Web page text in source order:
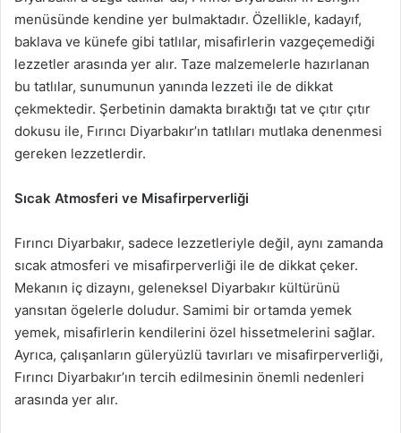
menüsünde kendine yer bulmaktadır. Özellikle, kadayıf,
baklava ve künefe gibi tatlılar, misafirlerin vazgeçemediği
lezzetler arasında yer alır. Taze malzemelerle hazırlanan
bu tatlılar, sunumunun yanında lezzeti ile de dikkat
çekmektedir. Şerbetinin damakta bıraktığı tat ve çıtır çıtır
dokusu ile, Fırıncı Diyarbakır’ın tatlıları mutlaka denenmesi
gereken lezzetlerdir.
Sıcak Atmosferi ve Misafirperverliği
Fırıncı Diyarbakır, sadece lezzetleriyle değil, aynı zamanda
sıcak atmosferi ve misafirperverliği ile de dikkat çeker.
Mekanın iç dizaynı, geleneksel Diyarbakır kültürünü
yansıtan ögelerle doludur. Samimi bir ortamda yemek
yemek, misafirlerin kendilerini özel hissetmelerini sağlar.
Ayrıca, çalışanların güleryüzlü tavırları ve misafirperverliği,
Fırıncı Diyarbakır’ın tercih edilmesinin önemli nedenleri
arasında yer alır.